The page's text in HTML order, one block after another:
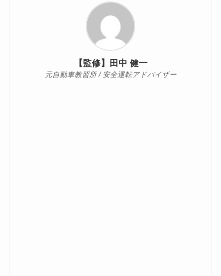
【監修】田中 健一
元自動車教習所 / 安全運転アドバイザー